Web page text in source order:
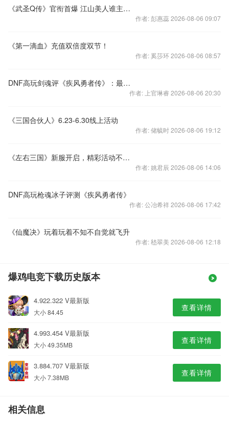
《武圣Q传》官衔首爆 江山美人谁主沉浮
作者: 彭惠蕊 2026-08-06 09:07
《第一滴血》充值双倍度双节！
作者: 奚莎环 2026-08-06 08:57
DNF高玩剑魂评《疾风勇者传》：最具快感的手游
作者: 上官琳睿 2026-08-06 20:30
《三国合伙人》6.23-6.30线上活动
作者: 储毓时 2026-08-06 19:12
《左右三国》新服开启，精彩活动不间断
作者: 姚君辰 2026-08-06 14:06
DNF高玩枪魂冰子评测《疾风勇者传》
作者: 公冶希祥 2026-08-06 17:42
《仙魔决》玩着玩着不知不自觉就飞升
作者: 嵇翠美 2026-08-06 12:18
爆鸡电竞下载历史版本
4.922.322 V最新版
大小 84.45 查看详情
4.993.454 V最新版
大小 49.35MB 查看详情
3.884.707 V最新版
大小 7.38MB 查看详情
相关信息